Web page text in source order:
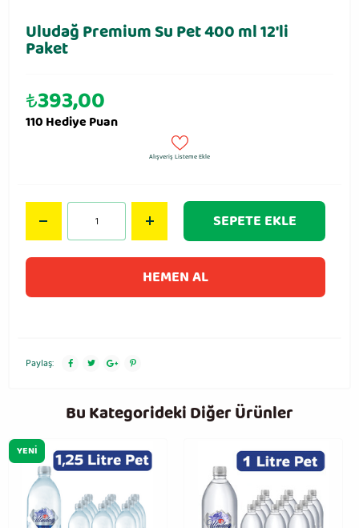
Uludağ Premium Su Pet 400 ml 12′li
Paket
₺393,00
110 Hediye Puan
Alışveriş Listeme Ekle
SEPETE EKLE
HEMEN AL
Paylaş:
Bu Kategorideki Diğer Ürünler
YENI